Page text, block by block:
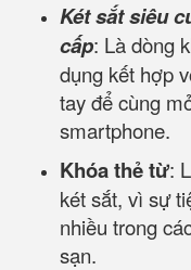
Két sắt siêu
cấp: Là dòng
dụng kết hợp
tay để cùng
smartphone.
Khóa thẻ từ:
két sắt, vì sự
nhiều trong
sạn.